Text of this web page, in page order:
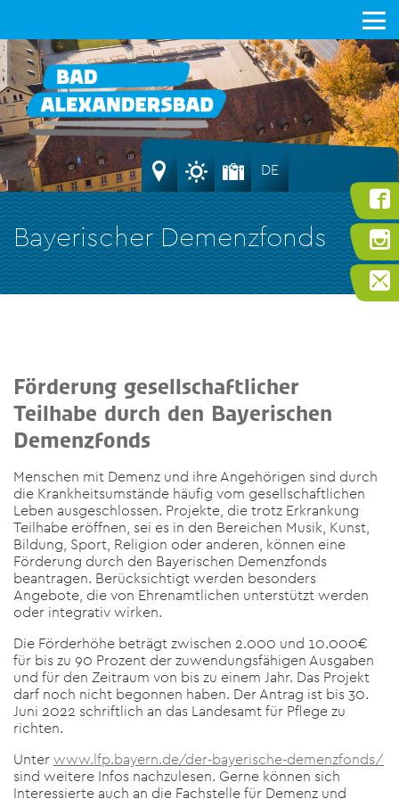
Bayerischer Demenzfonds
DE
Förderung gesellschaftlicher
Teilhabe durch den Bayerischen
Demenzfonds
Menschen mit Demenz und ihre Angehörigen sind durch
die Krankheitsumstände häufig vom gesellschaftlichen
Leben ausgeschlossen. Projekte, die trotz Erkrankung
Teilhabe eröffnen, sei es in den Bereichen Musik, Kunst,
Bildung, Sport, Religion oder anderen, können eine
Förderung durch den Bayerischen Demenzfonds
beantragen. Berücksichtigt werden besonders
Angebote, die von Ehrenamtlichen unterstützt werden
oder integrativ wirken.
Die Förderhöhe beträgt zwischen 2.000 und 10.000€
für bis zu 90 Prozent der zuwendungsfähigen Ausgaben
und für den Zeitraum von bis zu einem Jahr. Das Projekt
darf noch nicht begonnen haben. Der Antrag ist bis 30.
Juni 2022 schriftlich an das Landesamt für Pflege zu
richten.
Unter www.lfp.bayern.de/der-bayerische-demenzfonds/
sind weitere Infos nachzulesen. Gerne können sich
Interessierte auch an die Fachstelle für Demenz und